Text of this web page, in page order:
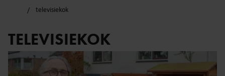
televisiekok
TELEVISIEKOK